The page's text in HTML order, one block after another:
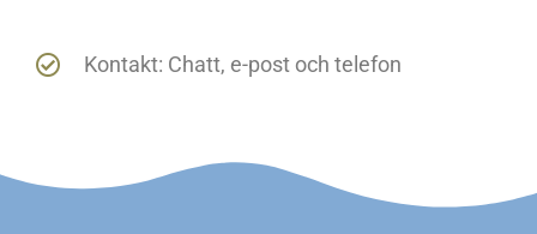
Kontakt: Chatt, e-post och telefon